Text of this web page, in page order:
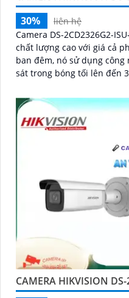
30%
liên hệ
Camera DS-2CD2326G2-
chất lượng cao với giá cả phải chăng.
ban đêm, nó sử dụng
sát trong bóng tối lên đến
CAMERA HIKVISION